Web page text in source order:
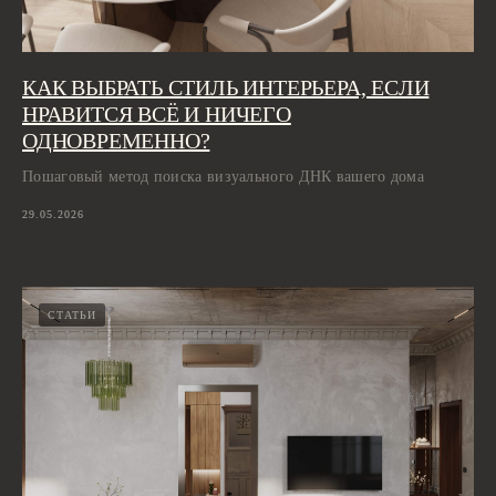
КАК ВЫБРАТЬ СТИЛЬ ИНТЕРЬЕРА, ЕСЛИ
НРАВИТСЯ ВСЁ И НИЧЕГО
ОДНОВРЕМЕННО?
Пошаговый метод поиска визуального ДНК вашего дома
29.05.2026
СТАТЬИ